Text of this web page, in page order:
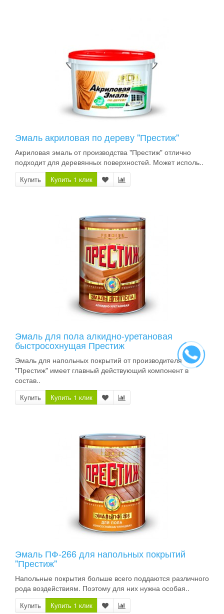
Эмаль акриловая по дереву "Престиж"
Акриловая эмаль от производства "Престиж" отлично
подходит для деревянных поверхностей. Может исполь..
Купить Купить 1 клик
Эмаль для пола алкидно-уретановая
быстросохнущая Престиж
Эмаль для напольных покрытий от производителя
"Престиж" имеет главный действующий компонент в
состав..
Купить Купить 1 клик
Эмаль ПФ-266 для напольных покрытий
"Престиж"
Напольные покрытия больше всего поддаются различного
рода воздействиям. Поэтому для них нужна особая..
Купить Купить 1 клик